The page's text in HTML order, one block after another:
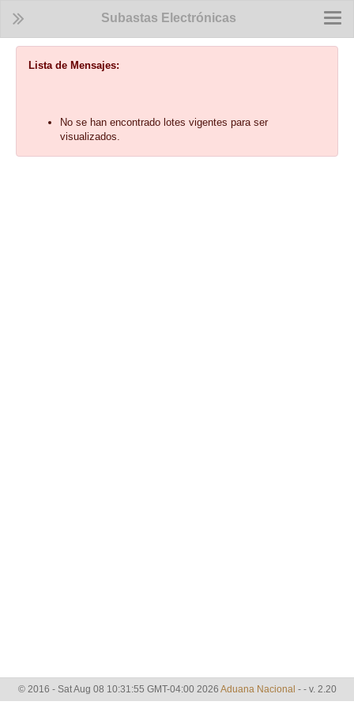
Subastas Electrónicas
Lista de Mensajes:
No se han encontrado lotes vigentes para ser
visualizados.
© 2016 - Sat Aug 08 10:31:55 GMT-04:00 2026 Aduana Nacional - - v. 2.20